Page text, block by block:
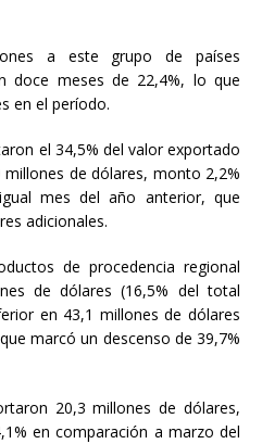
a este grupo de países
doce meses de 22,4%, lo que
en el período.
el 34,5% del valor exportado
de dólares, monto 2,2%
mes del año anterior, que
adicionales.
de procedencia regional
de dólares (16,5% del total
en 43,1 millones de dólares
marcó un descenso de 39,7%
20,3 millones de dólares,
en comparación a marzo del